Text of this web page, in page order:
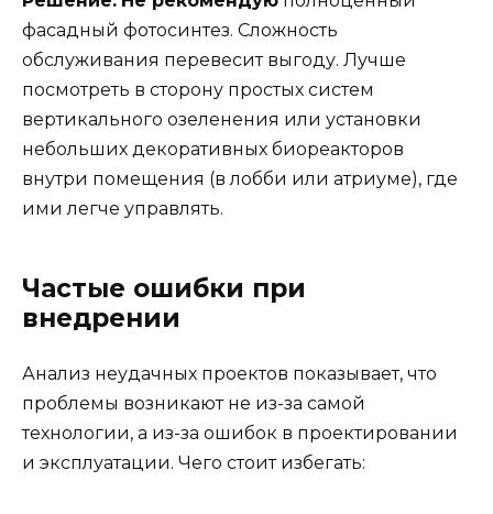
фасадный фотосинтез. Сложность
обслуживания перевесит выгоду. Лучше
посмотреть в сторону простых систем
вертикального озеленения или установки
небольших декоративных биореакторов
внутри помещения (в лобби или атриуме), где
ими легче управлять.
Частые ошибки при
внедрении
Анализ неудачных проектов показывает, что
проблемы возникают не из-за самой
технологии, а из-за ошибок в проектировании
и эксплуатации. Чего стоит избегать: